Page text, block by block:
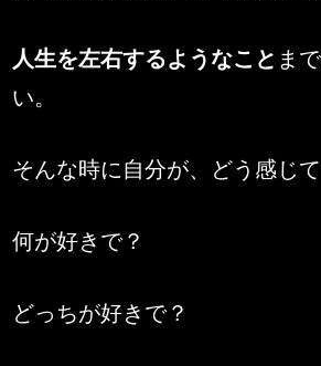
人生を左右するようなこと ま
い。
そんな時に自分が、どう感じて
何が好きで？
どっちが好きで？